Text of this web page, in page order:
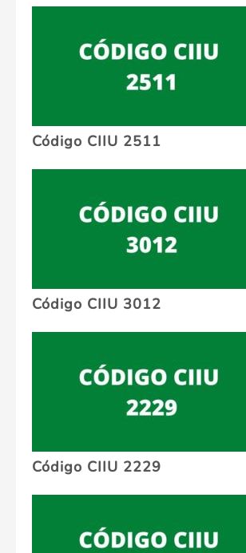
Código CIIU 2511
Código CIIU 3012
Código CIIU 2229